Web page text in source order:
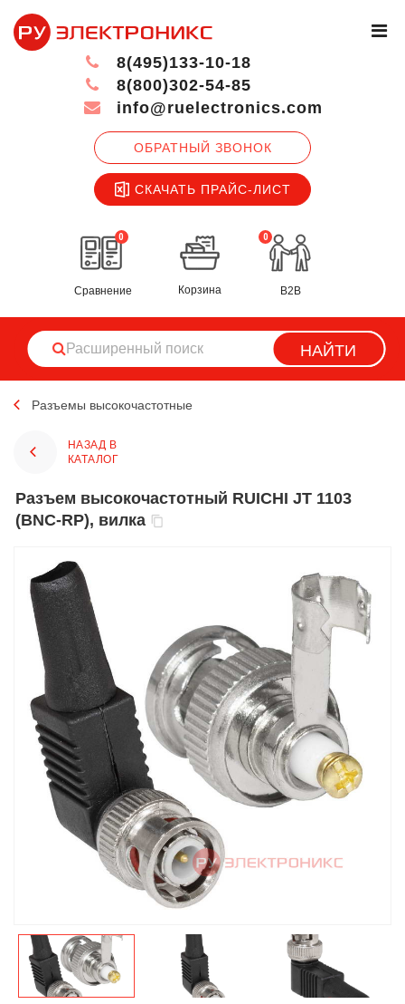
ОБРАТНЫЙ ЗВОНОК
СКАЧАТЬ ПРАЙС-ЛИСТ
8(495)133-10-18
8(800)302-54-85
info@ruelectronics.com
0
Сравнение
0
Корзина B2B
НАЙТИ
Разъемы высокочастотные
НАЗАД В
КАТАЛОГ
Разъем высокочастотный RUICHI JT 1103
(BNC-RP), вилка